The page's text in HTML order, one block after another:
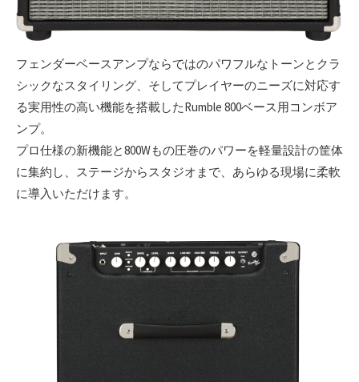
フェンダーベースアンプならではのパワフルなトーンとクラ
シックなスタイリング、そしてプレイヤーのニーズに対応す
る実用性の高い機能を搭載したRumble 800ベース用コンボア
ンプ。
プロ仕様の新機能と800Wもの圧巻のパワーを軽量設計の筐体
に集約し、ステージからスタジオまで、あらゆる現場に柔軟
に導入いただけます。